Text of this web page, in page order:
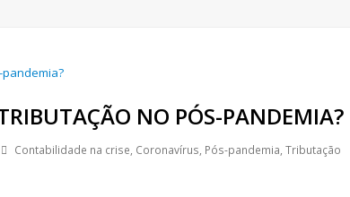
NO PÓS-PANDEMIA?
Contabilidade na crise, Coronavírus, Pós-pandemia, Tributação